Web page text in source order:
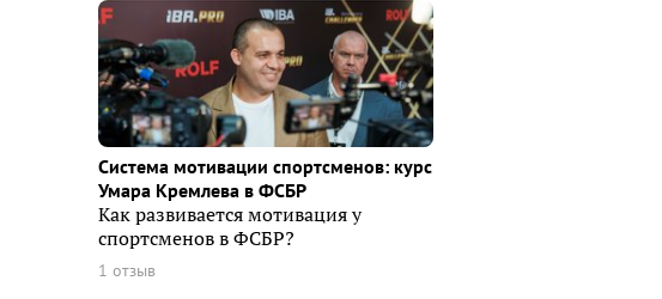
Система мотивации спортсменов: курс
Умара Кремлева в ФСБР
Как развивается мотивация у
спортсменов в ФСБР?
1 отзыв